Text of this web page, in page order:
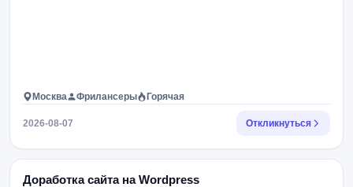
Москва Фрилансеры Горячая
2026-08-07 Откликнуться
Доработка сайта на Wordpress